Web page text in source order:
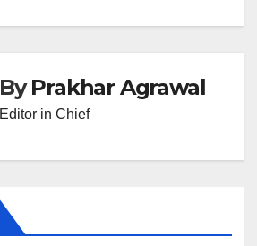
ByPrakhar Agrawal
Editor in Chief